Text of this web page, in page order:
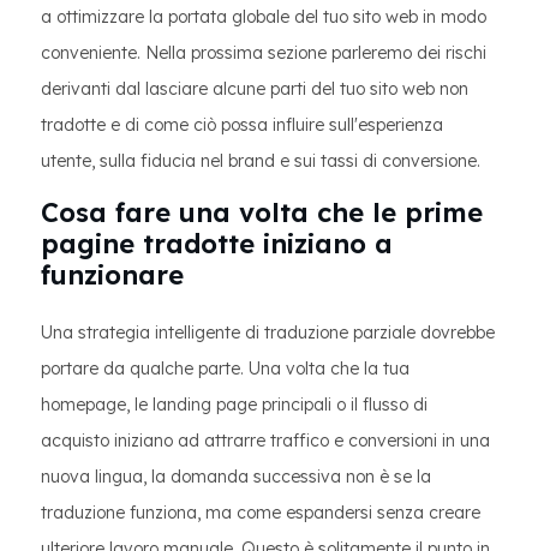
a ottimizzare la portata globale del tuo sito web in modo
conveniente. Nella prossima sezione parleremo dei rischi
derivanti dal lasciare alcune parti del tuo sito web non
tradotte e di come ciò possa influire sull'esperienza
utente, sulla fiducia nel brand e sui tassi di conversione.
Cosa fare una volta che le prime
pagine tradotte iniziano a
funzionare
Una strategia intelligente di traduzione parziale dovrebbe
portare da qualche parte. Una volta che la tua
homepage, le landing page principali o il flusso di
acquisto iniziano ad attrarre traffico e conversioni in una
nuova lingua, la domanda successiva non è se la
traduzione funziona, ma come espandersi senza creare